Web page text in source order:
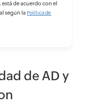
de acuerdo con el
según laPolítica de
de AD y
H